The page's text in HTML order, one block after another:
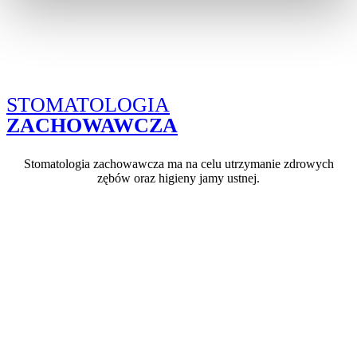
STOMATOLOGIA
ZACHOWAWCZA
Stomatologia zachowawcza ma na celu utrzymanie zdrowych
zębów oraz higieny jamy ustnej.